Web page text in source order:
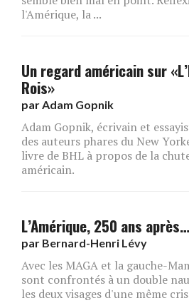
l'Amérique, la ...
Un regard américain sur
Rois»
parAdam Gopnik
Adam Gopnik, écrivain et
des auteurs phares du New
livre de BHL à propos de la
américain.
L’Amérique, 250 ans après…
par Bernard-Henri Lévy
Avec les MAGA et la gauche-
sont confrontés à un double
les deux visages d'une même